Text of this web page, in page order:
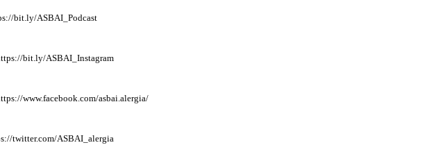
bit.ly/ASBAI_Podcast
bit.ly/ASBAI_Instagram
www.facebook.com/asbai.alergia/
twitter.com/ASBAI_alergia